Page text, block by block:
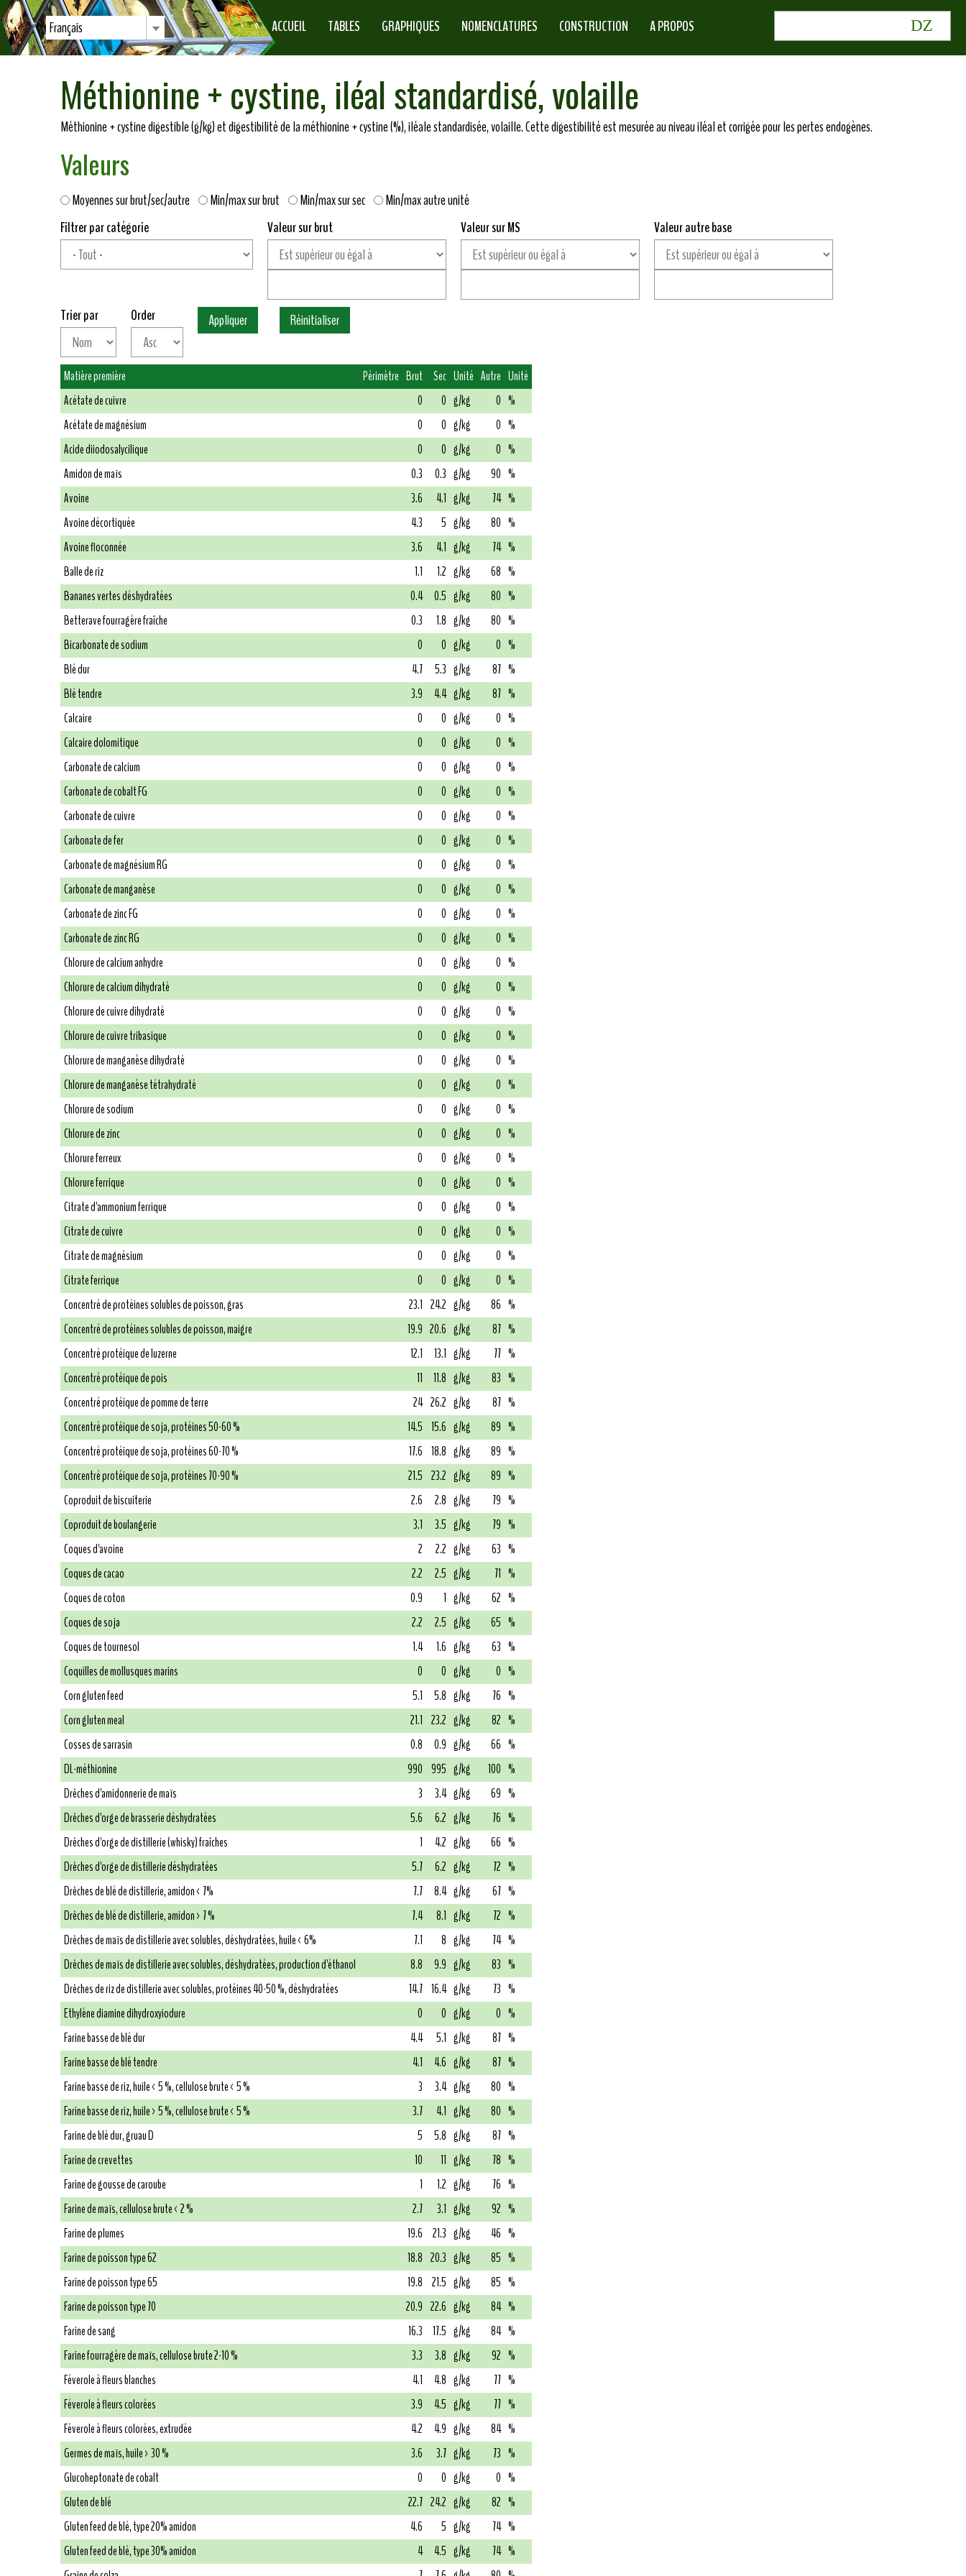
Français ACCUEIL TABLES GRAPHIQUES NOMENCLATURES CONSTRUCTION A PROPOS
Méthionine + cystine, iléal standardisé, volaille
Méthionine + cystine digestible (g/kg) et digestibilité de la méthionine + cystine (%), iléale standardisée, volaille. Cette digestibilité est mesurée au niveau iléal et corrigée pour les pertes endogènes.
Valeurs
Moyennes sur brut/sec/autre Min/max sur brut Min/max sur sec
Min/max autre unité
Filtrer par catégorie
Valeur sur brut Valeur sur MS Valeur autre base
Trier par Order
Matière première Périmètre Brut Sec Unité Autre Unité
Acétate de cuivre
0 0 g/kg 0 %
Acétate de magnésium
0 0 g/kg 0 %
Acide diiodosalycilique
0 0 g/kg 0 %
Amidon de maïs
0.3 0.3 g/kg 90 %
Avoine
3.6 4.1 g/kg 74 %
Avoine décortiquée
4.3 5 g/kg 80 %
Avoine floconnée
3.6 4.1 g/kg 74 %
Balle de riz
1.1 1.2 g/kg 68 %
Bananes vertes déshydratées
0.4 0.5 g/kg 80 %
Betterave fourragère fraîche
0.3 1.8 g/kg 80 %
Bicarbonate de sodium
0 0 g/kg 0 %
Blé dur
4.7 5.3 g/kg 87 %
Blé tendre
3.9 4.4 g/kg 87 %
Calcaire
0 0 g/kg 0 %
Calcaire dolomitique
0 0 g/kg 0 %
Carbonate de calcium
0 0 g/kg 0 %
Carbonate de cobalt FG
0 0 g/kg 0 %
Carbonate de cuivre
0 0 g/kg 0 %
Carbonate de fer
0 0 g/kg 0 %
Carbonate de magnésium RG
0 0 g/kg 0 %
Carbonate de manganèse
0 0 g/kg 0 %
Carbonate de zinc FG
0 0 g/kg 0 %
Carbonate de zinc RG
0 0 g/kg 0 %
Chlorure de calcium anhydre
0 0 g/kg 0 %
Chlorure de calcium dihydraté
0 0 g/kg 0 %
Chlorure de cuivre dihydraté
0 0 g/kg 0 %
Chlorure de cuivre tribasique
0 0 g/kg 0 %
Chlorure de manganèse dihydraté
0 0 g/kg 0 %
Chlorure de manganèse tétrahydraté
0 0 g/kg 0 %
Chlorure de sodium
0 0 g/kg 0 %
Chlorure de zinc
0 0 g/kg 0 %
Chlorure ferreux
0 0 g/kg 0 %
Chlorure ferrique
0 0 g/kg 0 %
Citrate d'ammonium ferrique
0 0 g/kg 0 %
Citrate de cuivre
0 0 g/kg 0 %
Citrate de magnésium
0 0 g/kg 0 %
Citrate ferrique
0 0 g/kg 0 %
Concentré de protéines solubles de poisson, gras
23.1 24.2 g/kg 86 %
Concentré de protéines solubles de poisson, maigre
19.9 20.6 g/kg 87 %
Concentré protéique de luzerne
12.1 13.1 g/kg 77 %
Concentré protéique de pois
11 11.8 g/kg 83 %
Concentré protéique de pomme de terre
24 26.2 g/kg 87 %
Concentré protéique de soja, protéines 50-60 %
14.5 15.6 g/kg 89 %
Concentré protéique de soja, protéines 60-70 %
17.6 18.8 g/kg 89 %
Concentré protéique de soja, protéines 70-90 %
21.5 23.2 g/kg 89 %
Coproduit de biscuiterie
2.6 2.8 g/kg 79 %
Coproduit de boulangerie
3.1 3.5 g/kg 79 %
Coques d'avoine
2 2.2 g/kg 63 %
Coques de cacao
2.2 2.5 g/kg 71 %
Coques de coton
0.9 1 g/kg 62 %
Coques de soja
2.2 2.5 g/kg 65 %
Coques de tournesol
1.4 1.6 g/kg 63 %
Coquilles de mollusques marins
0 0 g/kg 0 %
Corn gluten feed
5.1 5.8 g/kg 76 %
Corn gluten meal
21.1 23.2 g/kg 82 %
Cosses de sarrasin
0.8 0.9 g/kg 66 %
DL-méthionine
990 995 g/kg 100 %
Drêches d'amidonnerie de maïs
3 3.4 g/kg 69 %
Drêches d'orge de brasserie déshydratées
5.6 6.2 g/kg 76 %
Drêches d'orge de distillerie (whisky) fraîches
1 4.2 g/kg 66 %
Drêches d'orge de distillerie déshydratées
5.7 6.2 g/kg 72 %
Drêches de blé de distillerie, amidon < 7%
7.7 8.4 g/kg 67 %
Drêches de blé de distillerie, amidon > 7 %
7.4 8.1 g/kg 72 %
Drêches de maïs de distillerie avec solubles, déshydratées, huile < 6%
7.1 8 g/kg 74 %
Drêches de maïs de distillerie avec solubles, déshydratées, production d'éthanol
8.8 9.9 g/kg 83 %
Drêches de riz de distillerie avec solubles, protéines 40-50 %, déshydratées
14.7 16.4 g/kg 73 %
Ethylène diamine dihydroxyiodure
0 0 g/kg 0 %
Farine basse de blé dur
4.4 5.1 g/kg 87 %
Farine basse de blé tendre
4.1 4.6 g/kg 87 %
Farine basse de riz, huile < 5 %, cellulose brute < 5 %
3 3.4 g/kg 80 %
Farine basse de riz, huile > 5 %, cellulose brute < 5 %
3.7 4.1 g/kg 80 %
Farine de blé dur, gruau D
5 5.8 g/kg 87 %
Farine de crevettes
10 11 g/kg 78 %
Farine de gousse de caroube
1 1.2 g/kg 76 %
Farine de maïs, cellulose brute < 2 %
2.7 3.1 g/kg 92 %
Farine de plumes
19.6 21.3 g/kg 46 %
Farine de poisson type 62
18.8 20.3 g/kg 85 %
Farine de poisson type 65
19.8 21.5 g/kg 85 %
Farine de poisson type 70
20.9 22.6 g/kg 84 %
Farine de sang
16.3 17.5 g/kg 84 %
Farine fourragère de maïs, cellulose brute 2-10 %
3.3 3.8 g/kg 92 %
Féverole à fleurs blanches
4.1 4.8 g/kg 77 %
Féverole à fleurs colorées
3.9 4.5 g/kg 77 %
Féverole à fleurs colorées, extrudée
4.2 4.9 g/kg 84 %
Germes de maïs, huile > 30 %
3.6 3.7 g/kg 73 %
Glucoheptonate de cobalt
0 0 g/kg 0 %
Gluten de blé
22.7 24.2 g/kg 82 %
Gluten feed de blé, type 20% amidon
4.6 5 g/kg 74 %
Gluten feed de blé, type 30% amidon
4 4.5 g/kg 74 %